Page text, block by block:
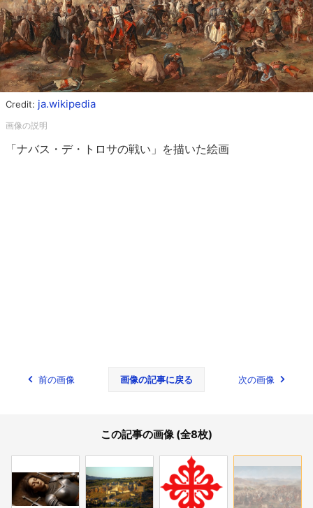
Credit: ja.wikipedia
「ナバス・デ・トロサの戦い」を描いた絵画
前の画像 画像の記事に戻る 次の画像
この記事の画像 (全8枚)